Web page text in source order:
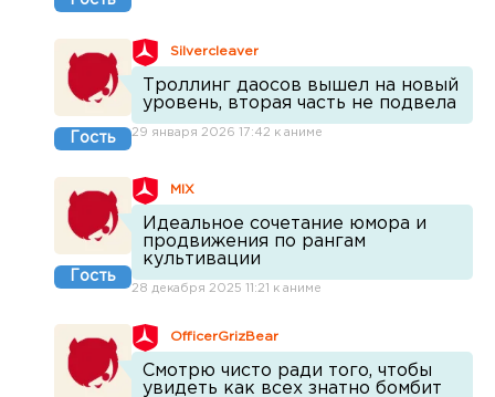
Гость
Silvercleaver
Троллинг даосов вышел на новый
уровень, вторая часть не подвела
29 января 2026 17:42 к аниме
Гость
MIX
Идеальное сочетание юмора и
продвижения по рангам
культивации
28 декабря 2025 11:21 к аниме
OfficerGrizBear
Смотрю чисто ради того, чтобы
увидеть как всех знатно бомбит